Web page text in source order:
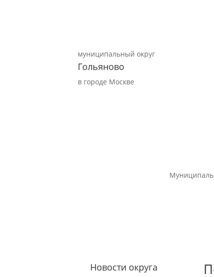
муниципальный округ
Гольяново
в городе Москве
Новости округа